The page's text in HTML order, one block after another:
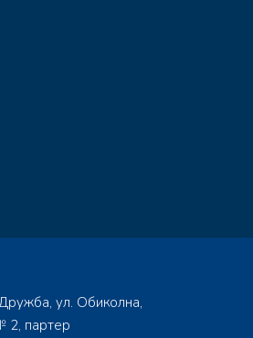
ул. Обиколна,
2, партер